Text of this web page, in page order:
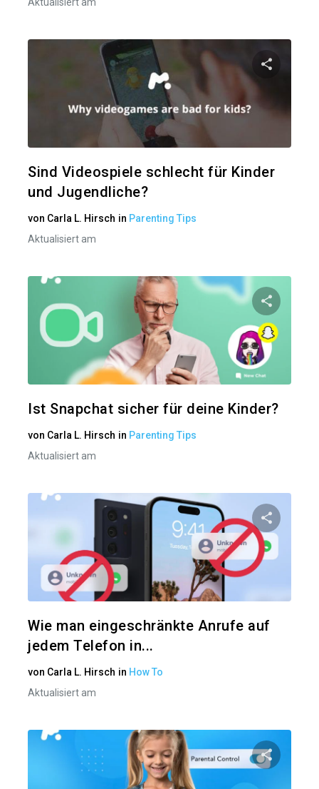
Sind Videospiele schlecht für Kinder
und Jugendliche?
von Carla L. Hirsch in Parenting Tips
Aktualisiert am
Diesen
Ist Snapchat sicher für deine Kinder?
von Carla L. Hirsch in Parenting Tips
Aktualisiert am
Diesen
Wie man eingeschränkte Anrufe auf
jedem Telefon in...
von Carla L. Hirsch in How To
Aktualisiert am